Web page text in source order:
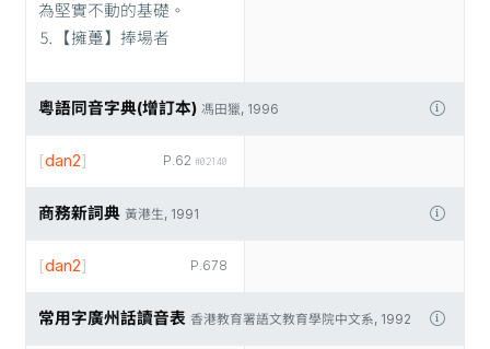
為堅實不動的基礎。
⒌【擁躉】捧場者
粵語同音字典(增訂本) 馮田獵, 1996
P.62 #02140
[dan2]
商務新詞典 黃港生, 1991
P.678
[dan2]
常用字廣州話讀音表 香港教育署語文教育學院中文系, 1992